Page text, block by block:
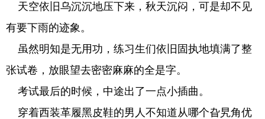
天空依旧乌沉沉地压下来，秋天沉闷，可是却不见
有要下雨的迹象。
虽然明知是无用功，练习生们依旧固执地填满了整
张试卷，放眼望去密密麻麻的全是字。
考试最后的时候，中途出了一点小插曲。
穿着西装革履黑皮鞋的男人不知道从哪个旮旯角优